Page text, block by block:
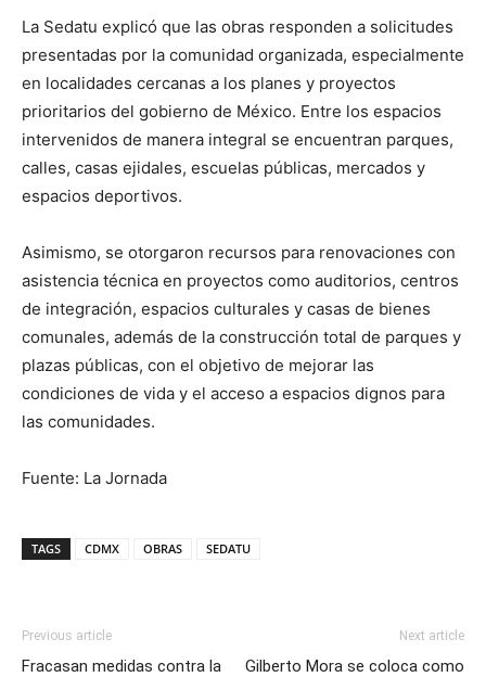
La Sedatu explicó que las obras responden a solicitudes
presentadas por la comunidad organizada, especialmente
en localidades cercanas a los planes y proyectos
prioritarios del gobierno de México. Entre los espacios
intervenidos de manera integral se encuentran parques,
calles, casas ejidales, escuelas públicas, mercados y
espacios deportivos.
Asimismo, se otorgaron recursos para renovaciones con
asistencia técnica en proyectos como auditorios, centros
de integración, espacios culturales y casas de bienes
comunales, además de la construcción total de parques y
plazas públicas, con el objetivo de mejorar las
condiciones de vida y el acceso a espacios dignos para
las comunidades.
Fuente: La Jornada
TAGS CDMX OBRAS SEDATU
Previous article
Fracasan medidas contra la
Next article
Gilberto Mora se coloca como